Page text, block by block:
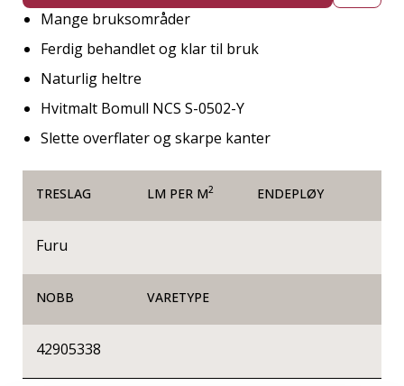
Mange bruksområder
Ferdig behandlet og klar til bruk
Naturlig heltre
Hvitmalt Bomull NCS S-0502-Y
Slette overflater og skarpe kanter
TRESLAG LM PER M2 ENDEPLØY
Furu
NOBB VARETYPE
42905338